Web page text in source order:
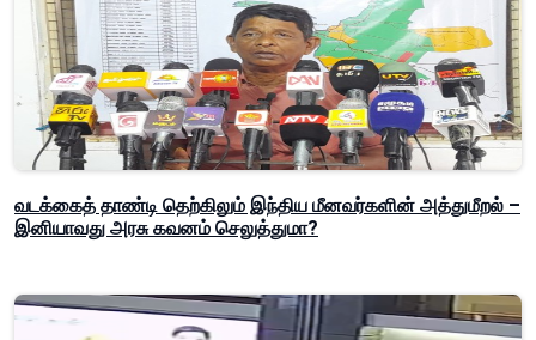
வடக்கைத் தாண்டி தெற்கிலும் இந்திய மீனவர்களின் அத்துமீறல் –
இனியாவது அரசு கவனம் செலுத்துமா?